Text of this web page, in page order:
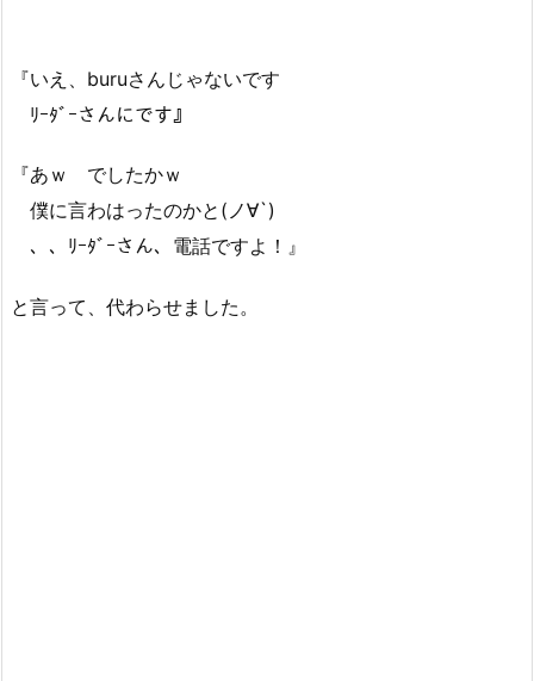
『いえ、buruさんじゃないです
ﾘｰﾀﾞｰさんにです』
『あｗ でしたかｗ
僕に言わはったのかと(ノ∀`)
、、ﾘｰﾀﾞｰさん、電話ですよ！』
と言って、代わらせました。